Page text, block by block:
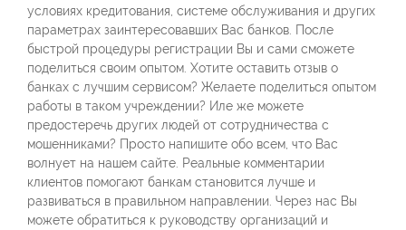
условиях кредитования, системе обслуживания и других
параметрах заинтересовавших Вас банков. После
быстрой процедуры регистрации Вы и сами сможете
поделиться своим опытом. Хотите оставить отзыв о
банках с лучшим сервисом? Желаете поделиться опытом
работы в таком учреждении? Иле же можете
предостеречь других людей от сотрудничества с
мошенниками? Просто напишите обо всем, что Вас
волнует на нашем сайте. Реальные комментарии
клиентов помогают банкам становится лучше и
развиваться в правильном направлении. Через нас Вы
можете обратиться к руководству организаций и